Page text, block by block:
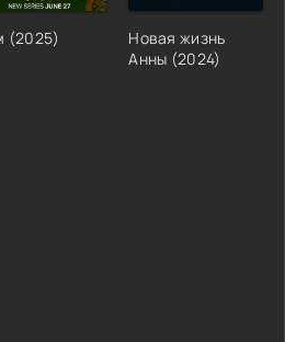
(2025)
Новая жизнь
Анны (2024)